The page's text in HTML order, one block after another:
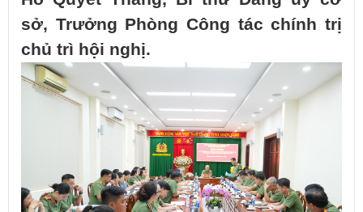
sở, Trưởng Phòng Công tác chính trị
chủ trì hội nghị.